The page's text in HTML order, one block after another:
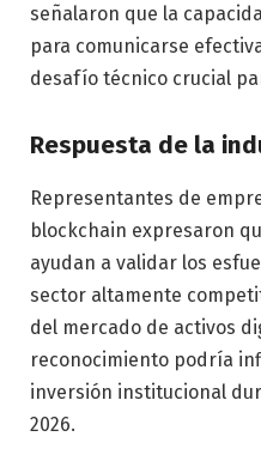
señalaron que la
para comunicarse
desafío técnico crucial
Respuesta de la
Representantes de
blockchain expresaron
ayudan a validar los
sector altamente
del mercado de activos
reconocimiento podría
inversión institucional
2026.